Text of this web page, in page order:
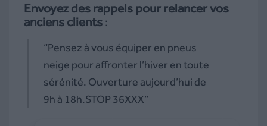
Envoyez des rappels pour relancer vos
anciens clients :
“Pensez à vous équiper en pneus
neige pour affronter l’hiver en toute
sérénité. Ouverture aujourd’hui de
9h à 18h.STOP 36XXX”